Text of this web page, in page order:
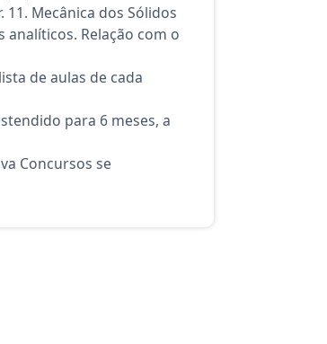
Mecânica dos Sólidos
Relação com o
de aulas de cada
para 6 meses, a
Concursos se